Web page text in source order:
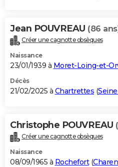
Jean POUVREAU (86
Créer une cagnotte obsèques
Naissance
23/01/1939 à Moret-Loing-et-
Décès
21/02/2025 à Chartrettes (
Christophe POUVREAU
Créer une cagnotte obsèques
Naissance
08/09/1965 à Rochefort(